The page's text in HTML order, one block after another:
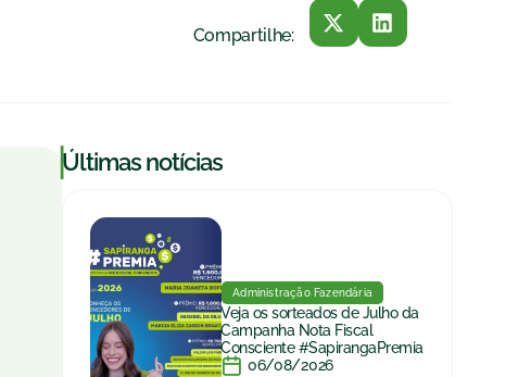
Compartilhe:
|Últimas notícias
Administração Fazendária
Veja os sorteados de Julho da
Campanha Nota Fiscal
Consciente #SapirangaPremia
06/08/2026